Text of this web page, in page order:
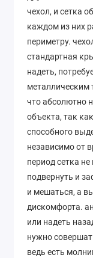
чехол, и сетка
каждом из них
периметру.
стандартная
надеть,
металлическим
что абсолютно
объекта, так
способного
независимо от
период сетка
подвернуть и
и мешаться, а
дискомфорта.
или надеть
нужно
ведь есть